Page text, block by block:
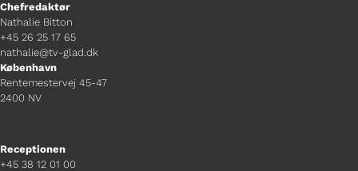
Chefredaktør
Nathalie Bitton
+45 26 25 17 65
nathalie@tv-glad.dk
København
Rentemestervej 45-47
2400 NV
Receptionen
+45 38 12 01 00